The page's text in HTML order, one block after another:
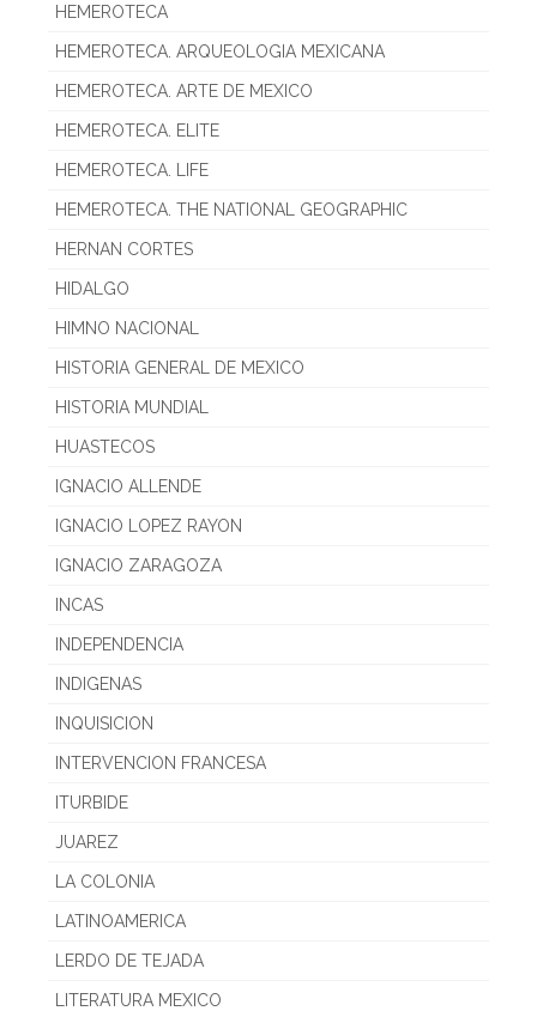
HEMEROTECA
HEMEROTECA. ARQUEOLOGIA MEXICANA
HEMEROTECA. ARTE DE MEXICO
HEMEROTECA. ELITE
HEMEROTECA. LIFE
HEMEROTECA. THE NATIONAL GEOGRAPHIC
HERNAN CORTES
HIDALGO
HIMNO NACIONAL
HISTORIA GENERAL DE MEXICO
HISTORIA MUNDIAL
HUASTECOS
IGNACIO ALLENDE
IGNACIO LOPEZ RAYON
IGNACIO ZARAGOZA
INCAS
INDEPENDENCIA
INDIGENAS
INQUISICION
INTERVENCION FRANCESA
ITURBIDE
JUAREZ
LA COLONIA
LATINOAMERICA
LERDO DE TEJADA
LITERATURA MEXICO